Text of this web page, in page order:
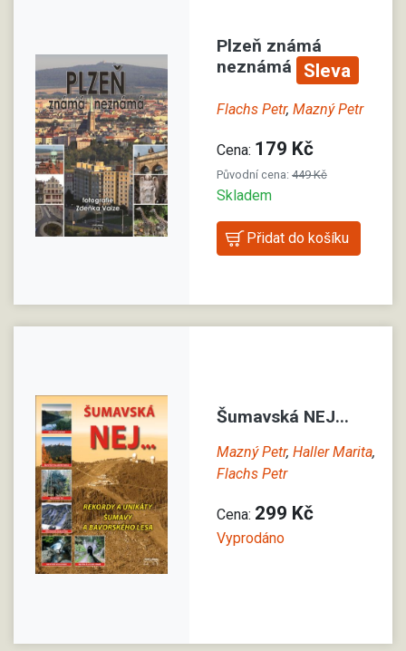
Plzeň známá
neznámá
Sleva
Flachs Petr, Mazný Petr
Cena: 179 Kč
Původní cena: 449 Kč
Skladem
Šumavská NEJ...
Mazný Petr, Haller Marita,
Flachs Petr
Cena: 299 Kč
Vyprodáno